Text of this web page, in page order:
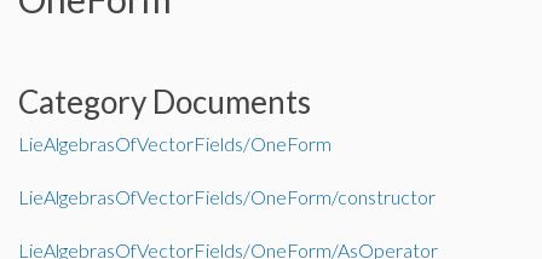
Category Documents
LieAlgebrasOfVectorFields/OneForm
LieAlgebrasOfVectorFields/OneForm/constructor
LieAlgebrasOfVectorFields/OneForm/AsOperator